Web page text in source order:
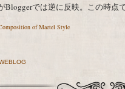
Bloggerでは逆に反映。この時点
of Maetel Style